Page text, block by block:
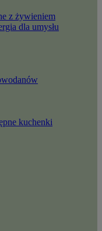
z żywieniem
dla umysłu
kuchenki